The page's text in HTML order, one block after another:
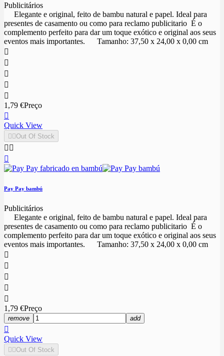
Publicitários
Elegante e original, feito de bambu natural e papel. Ideal para
presentes de casamento ou como para reclamo publicitario É o
complemento perfeito para dar um toque exótico e original aos seus
eventos mais importantes. Tamanho: 37,50 x 24,00 x 0,00 cm





1,79 €Preço

Quick View
Out Of Stock
 

Pay Pay bambú
Publicitários
Elegante e original, feito de bambu natural e papel. Ideal para
presentes de casamento ou como para reclamo publicitario É o
complemento perfeito para dar um toque exótico e original aos seus
eventos mais importantes. Tamanho: 37,50 x 24,00 x 0,00 cm





1,79 €Preço
remove add

Quick View
Out Of Stock